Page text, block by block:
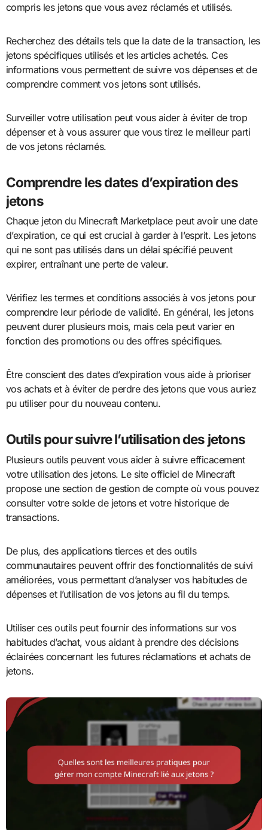
compris les jetons que vous avez réclamés et utilisés.
Recherchez des détails tels que la date de la transaction, les
jetons spécifiques utilisés et les articles achetés. Ces
informations vous permettent de suivre vos dépenses et de
comprendre comment vos jetons sont utilisés.
Surveiller votre utilisation peut vous aider à éviter de trop
dépenser et à vous assurer que vous tirez le meilleur parti
de vos jetons réclamés.
Comprendre les dates d’expiration des
jetons
Chaque jeton du Minecraft Marketplace peut avoir une date
d’expiration, ce qui est crucial à garder à l’esprit. Les jetons
qui ne sont pas utilisés dans un délai spécifié peuvent
expirer, entraînant une perte de valeur.
Vérifiez les termes et conditions associés à vos jetons pour
comprendre leur période de validité. En général, les jetons
peuvent durer plusieurs mois, mais cela peut varier en
fonction des promotions ou des offres spécifiques.
Être conscient des dates d’expiration vous aide à prioriser
vos achats et à éviter de perdre des jetons que vous auriez
pu utiliser pour du nouveau contenu.
Outils pour suivre l’utilisation des jetons
Plusieurs outils peuvent vous aider à suivre efficacement
votre utilisation des jetons. Le site officiel de Minecraft
propose une section de gestion de compte où vous pouvez
consulter votre solde de jetons et votre historique de
transactions.
De plus, des applications tierces et des outils
communautaires peuvent offrir des fonctionnalités de suivi
améliorées, vous permettant d’analyser vos habitudes de
dépenses et l’utilisation de vos jetons au fil du temps.
Utiliser ces outils peut fournir des informations sur vos
habitudes d’achat, vous aidant à prendre des décisions
éclairées concernant les futures réclamations et achats de
jetons.